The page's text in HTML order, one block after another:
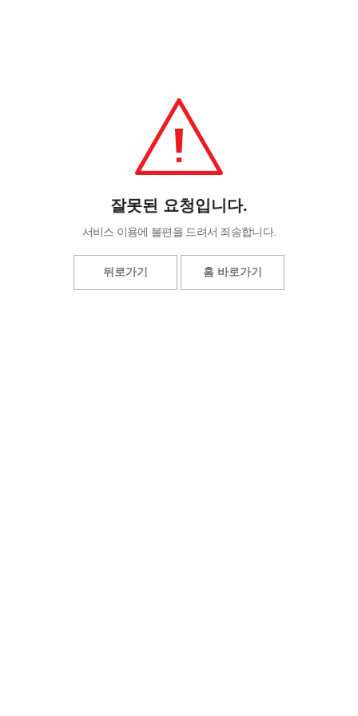
잘못된 요청입니다.
서비스 이용에 불편을 드려서 죄송합니다.
뒤로가기 홈 바로가기